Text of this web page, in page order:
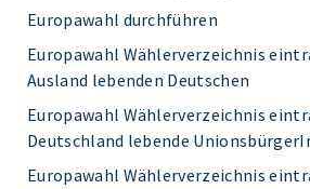
Europawahl durchführen
Europawahl Wählerverzeichnis
Ausland lebenden Deutschen
Europawahl Wählerverzeichnis
Deutschland lebende
Europawahl Wählerverzeichnis